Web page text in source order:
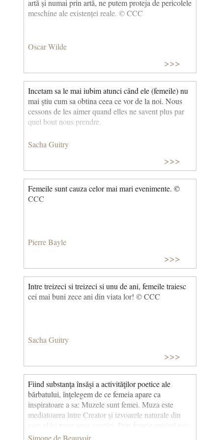
artă și numai prin artă, ne putem proteja de pericolele
meschine ale existenței reale. © CCC
Oscar Wilde
>>>
Incetam sa le mai iubim atunci când ele (femeile) nu
mai ştiu cum sa obtina ceea ce vor de la noi. Nous
cessons de les aimer quand elles ne savent plus par
quel bout nous prendre.
Sacha Guitry
>>>
Femeile sunt cauza celor mai mari evenimente. ©
CCC
Pierre Bayle
>>>
Intre treizeci si treizeci si unu de ani, femeile traiesc
cei mai buni zece ani din viata lor! © CCC
Sacha Guitry
>>>
Fiind substanţa însăşi a activităţilor poetice ale
bărbatului, înţelegem de ce femeia apare ca
inspiratoare a sa: Muzele sunt femei. Muza este
mediatoarea între Creator şi izvoarele naturale din
care el îşi trage seva creaţiei. Prin femeie spiritul este
profund angajat în natura căreia bărbatul îi va sonda
Simone de Beauvoir